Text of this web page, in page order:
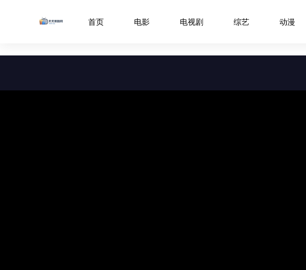
首页 电影 电视剧 综艺 动漫